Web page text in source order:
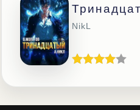
NikL